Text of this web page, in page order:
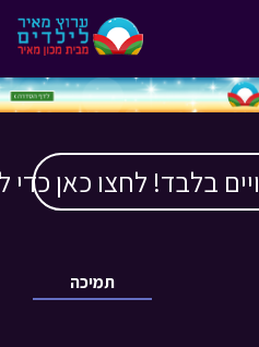
בלבד! לחצו כאן כדי
תמיכה